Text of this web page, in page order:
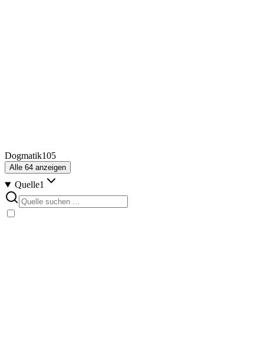
Dogmatik105
Alle 64 anzeigen
Quelle1